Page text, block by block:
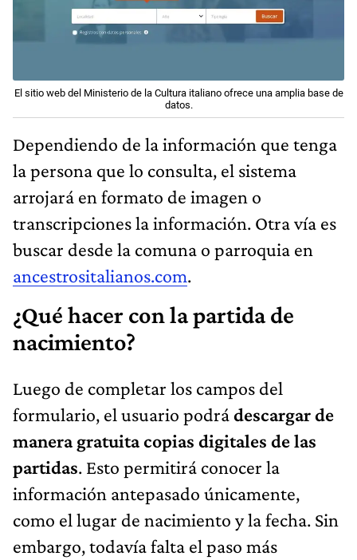
El sitio web del Ministerio de la Cultura italiano ofrece una amplia base de
datos.
Dependiendo de la información que tenga
la persona que lo consulta, el sistema
arrojará en formato de imagen o
transcripciones la información. Otra vía es
buscar desde la comuna o parroquia en
ancestrositalianos.com.
¿Qué hacer con la partida de
nacimiento?
Luego de completar los campos del
formulario, el usuario podrádescargar de
manera gratuita copias digitales de las
partidas. Esto permitirá conocer la
información antepasado únicamente,
como el lugar de nacimiento y la fecha. Sin
embargo, todavía falta el paso más